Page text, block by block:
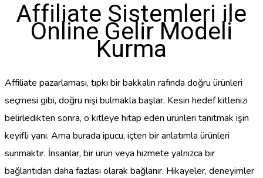
Affiliate Sistemleri ile
Online Gelir Modeli
Kurma
Affiliate pazarlaması, tıpkı bir bakkalın rafında doğru ürünleri
seçmesi gibi, doğru nişi bulmakla başlar. Kesin hedef kitlenizi
belirledikten sonra, o kitleye hitap eden ürünleri tanıtmak işin
keyifli yanı. Ama burada ipucu, içten bir anlatımla ürünleri
sunmaktır. İnsanlar, bir ürün veya hizmete yalnızca bir
bağlantıdan daha fazlası olarak bağlanır. Hikayeler, deneyimler